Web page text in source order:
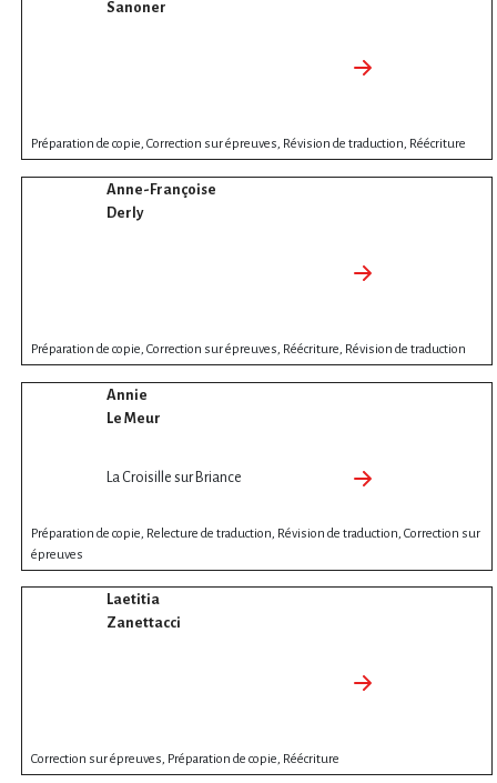
Sanoner
Préparation de copie, Correction sur épreuves, Révision de traduction, Réécriture
Anne-Françoise
Derly
Préparation de copie, Correction sur épreuves, Réécriture, Révision de traduction
Annie
Le Meur
La Croisille sur Briance
Préparation de copie, Relecture de traduction, Révision de traduction, Correction sur
épreuves
Laetitia
Zanettacci
Correction sur épreuves, Préparation de copie, Réécriture